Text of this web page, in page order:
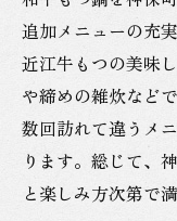
追加メニューの充
近江牛もつの美味
や締めの雑炊など
数回訪れて違うメ
ります。総じて、
と楽しみ方次第で